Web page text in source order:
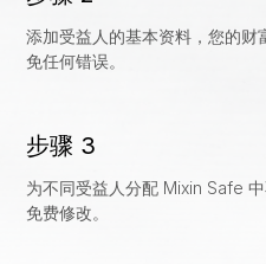
托管
质押 即将来临
抵押贷款
新闻
添加受益人的基本资料，您的财
免任何错误。
步骤 3
为不同受益人分配 Mixin Safe
免费修改。